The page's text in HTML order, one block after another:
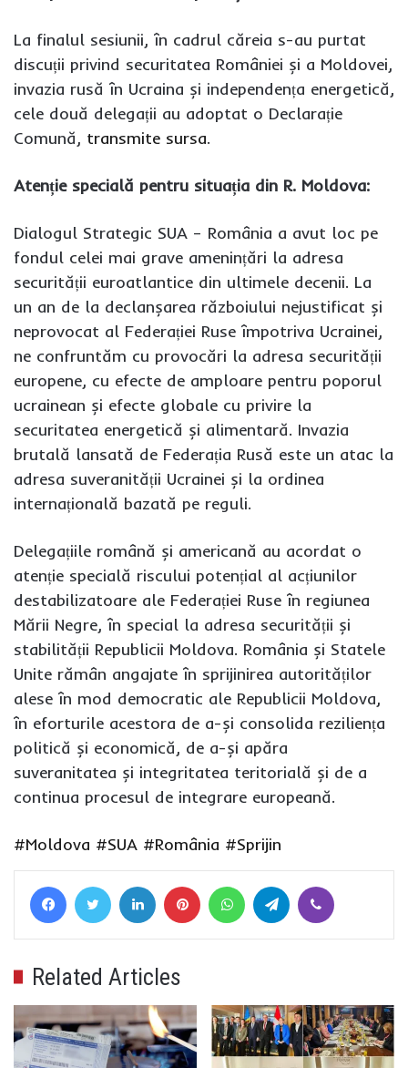
La finalul sesiunii, în cadrul căreia s-au purtat
discuții privind securitatea României și a Moldovei,
invazia rusă în Ucraina și independența energetică,
cele două delegații au adoptat o Declarație
Comună, transmite sursa.
Atenție specială pentru situația din R. Moldova:
Dialogul Strategic SUA – România a avut loc pe
fondul celei mai grave amenințări la adresa
securității euroatlantice din ultimele decenii. La
un an de la declanșarea războiului nejustificat și
neprovocat al Federației Ruse împotriva Ucrainei,
ne confruntăm cu provocări la adresa securității
europene, cu efecte de amploare pentru poporul
ucrainean și efecte globale cu privire la
securitatea energetică și alimentară. Invazia
brutală lansată de Federația Rusă este un atac la
adresa suveranității Ucrainei și la ordinea
internațională bazată pe reguli.
Delegațiile română și americană au acordat o
atenție specială riscului potențial al acțiunilor
destabilizatoare ale Federației Ruse în regiunea
Mării Negre, în special la adresa securității și
stabilității Republicii Moldova. România și Statele
Unite rămân angajate în sprijinirea autorităților
alese în mod democratic ale Republicii Moldova,
în eforturile acestora de a-și consolida reziliența
politică și economică, de a-și apăra
suveranitatea și integritatea teritorială și de a
continua procesul de integrare europeană.
#Moldova #SUA #România #Sprijin
FacebookTwitter LinkedIn Pinterest WhatsAppTelegram
Related Articles